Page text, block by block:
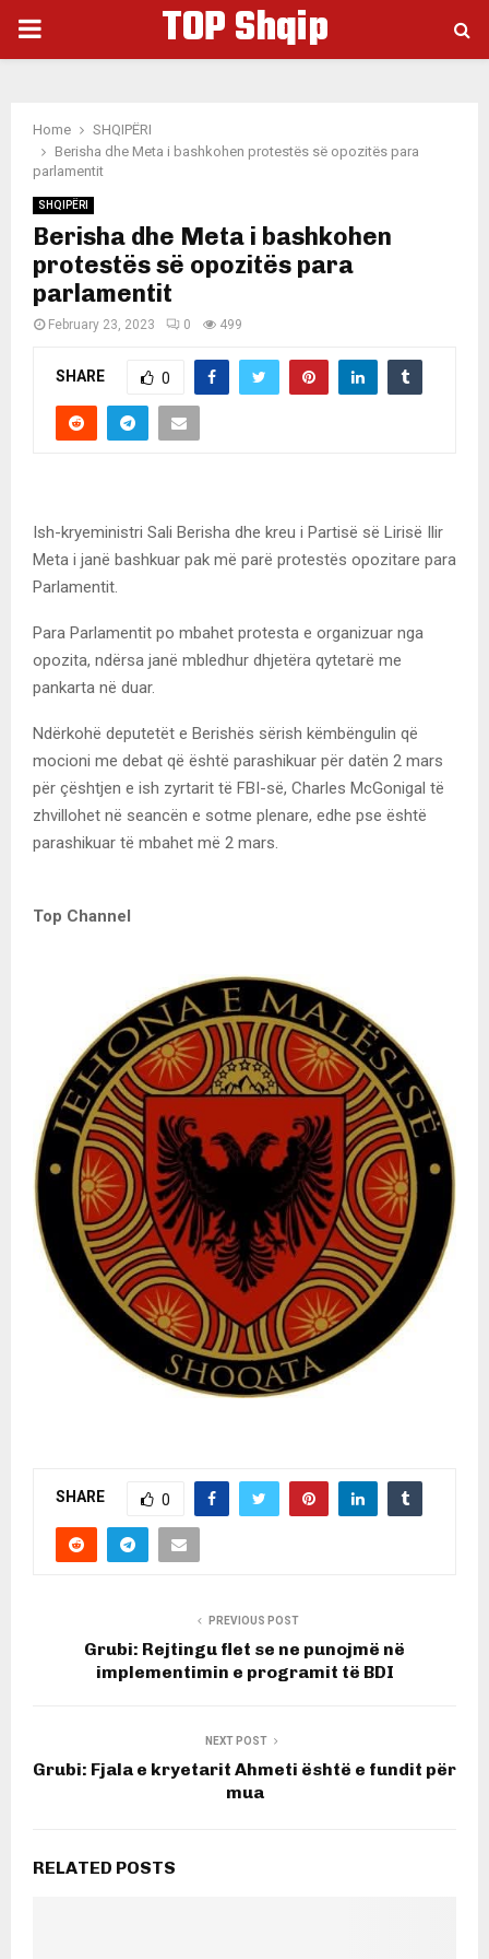
PRIMARY
TOP Shqip
Home
SHQIPËRI
Berisha dhe Meta i bashkohen protestës së opozitës para
parlamentit
SHQIPËRI
Berisha dhe Meta i bashkohen
protestës së opozitës para
parlamentit
February 23, 2023 0 499
SHARE 0
Ish-kryeministri Sali Berisha dhe kreu i Partisë së Lirisë Ilir
Meta i janë bashkuar pak më parë protestës opozitare para
Parlamentit.
Para Parlamentit po mbahet protesta e organizuar nga
opozita, ndërsa janë mbledhur dhjetëra qytetarë me
pankarta në duar.
Ndërkohë deputetët e Berishës sërish këmbëngulin që
mocioni me debat që është parashikuar për datën 2 mars
për çështjen e ish zyrtarit të FBI-së, Charles McGonigal të
zhvillohet në seancën e sotme plenare, edhe pse është
parashikuar të mbahet më 2 mars.
Top Channel
SHARE 0
PREVIOUS POST
Grubi: Rejtingu flet se ne punojmë në
implementimin e programit të BDI
NEXT POST
Grubi: Fjala e kryetarit Ahmeti është e fundit për
mua
RELATED POSTS